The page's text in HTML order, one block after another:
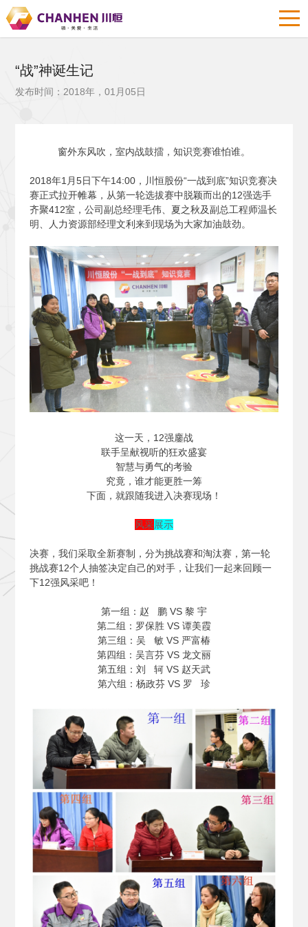
“战”神诞生记
发布时间：2018年，01月05日
窗外东风吹，室内战鼓擂，知识竞赛谁怕谁。
2018年1月5日下午14:00，川恒股份“一战到底”知识竞赛决
赛正式拉开帷幕，从第一轮选拔赛中脱颖而出的12强选手
齐聚412室，公司副总经理毛伟、夏之秋及副总工程师温长
明、人力资源部经理文利来到现场为大家加油鼓劲。
这一天，12强鏖战
联手呈献视听的狂欢盛宴
智慧与勇气的考验
究竟，谁才能更胜一筹
下面，就跟随我进入决赛现场！
风采展示
决赛，我们采取全新赛制，分为挑战赛和淘汰赛，第一轮
挑战赛12个人抽签决定自己的对手，让我们一起来回顾一
下12强风采吧！
第一组：赵 鹏 VS 黎 宇
第二组：罗保胜 VS 谭美霞
第三组：吴 敏 VS 严富椿
第四组：吴言芬 VS 龙文丽
第五组：刘 轲 VS 赵天武
第六组：杨政芬 VS 罗 珍